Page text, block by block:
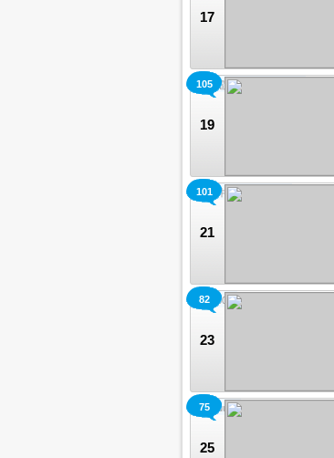
17
19
街の電気屋、心の元気屋
105
21
夜の井戸端会議＃427
101
23
20時30分
82
25
uuuuuuuU
75